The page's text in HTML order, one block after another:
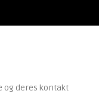
og deres kontakt